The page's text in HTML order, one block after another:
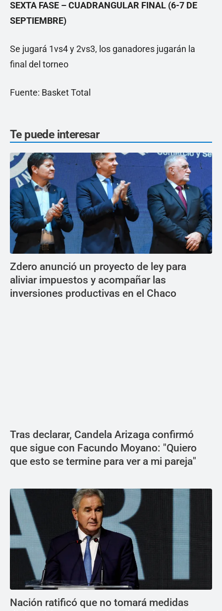
SEXTA FASE – CUADRANGULAR FINAL (6-7 DE
SEPTIEMBRE)
Se jugará 1vs4 y 2vs3, los ganadores jugarán la
final del torneo
Fuente: Basket Total
Te puede interesar
Zdero anunció un proyecto de ley para
aliviar impuestos y acompañar las
inversiones productivas en el Chaco
Tras declarar, Candela Arizaga confirmó
que sigue con Facundo Moyano: "Quiero
que esto se termine para ver a mi pareja"
Nación ratificó que no tomará medidas